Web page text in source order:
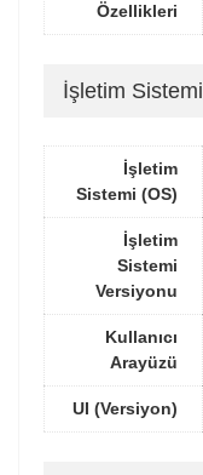
Özellikleri
İşletim Sistemi
İşletim
Sistemi (OS)
İşletim
Sistemi
Versiyonu
Kullanıcı
Arayüzü
UI (Versiyon)